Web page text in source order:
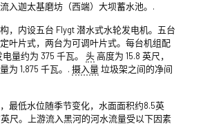
入迦太基磨坊（西端）大坝蓄水池。.
，内设五台 Flygt 潜水式水轮发电机。五台
叶片式，两台为可调叶片式。每台机组配
量约为 375 千瓦。 头高度为 15.8 英尺，
为 1,875 千瓦。. 摄入量垃圾架之间的净间
最低水位随季节变化，水面面积约8.5英
尺。上游流入黑河的河水流量受以下因素